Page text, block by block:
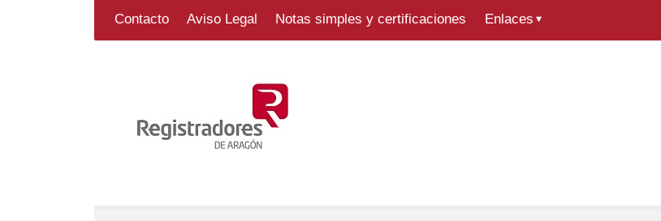
Contacto Aviso Legal Notas simples y certificaciones Enlaces